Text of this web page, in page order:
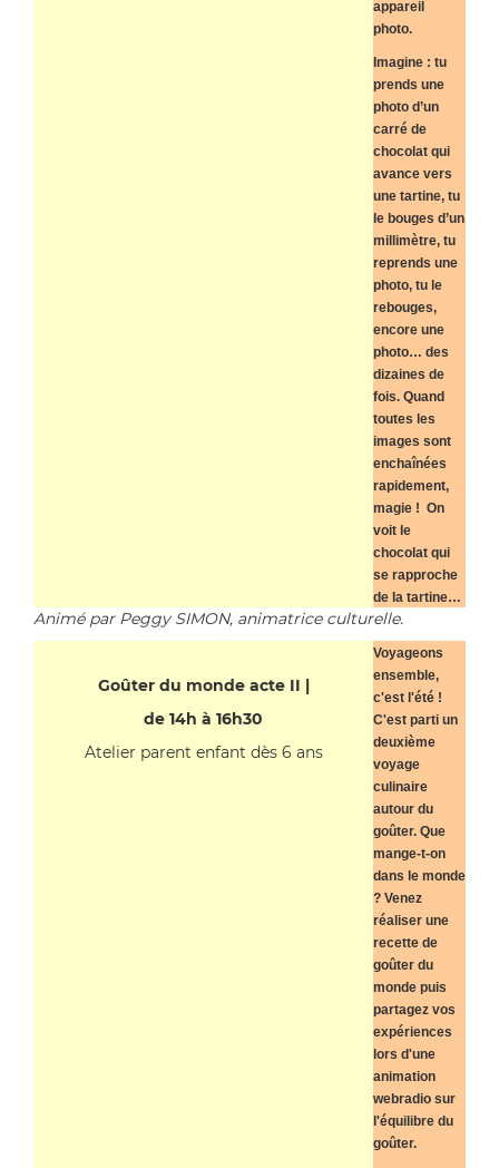
appareil
photo.
Imagine : tu
prends une
photo d’un
carré de
chocolat qui
avance vers
une tartine, tu
le bouges d’un
millimètre, tu
reprends une
photo, tu le
rebouges,
encore une
photo… des
dizaines de
fois. Quand
toutes les
images sont
enchaînées
rapidement,
magie ! On
voit le
chocolat qui
se rapproche
de la tartine…
Animé par Peggy SIMON, animatrice culturelle.
Goûter du monde acte II |
de 14h à 16h30
Atelier parent enfant dès 6 ans
Voyageons
ensemble,
c'est l'été !
C'est parti un
deuxième
voyage
culinaire
autour du
goûter. Que
mange-t-on
dans le monde
? Venez
réaliser une
recette de
goûter du
monde puis
partagez vos
expériences
lors d'une
animation
webradio sur
l'équilibre du
goûter.